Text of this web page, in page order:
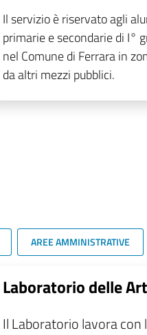
Il servizio è riservato agli
primarie e secondarie di I°
nel Comune di Ferrara in
da altri mezzi pubblici.
AREE AMMINISTRATIVE
Laboratorio delle
Il Laboratorio lavora con